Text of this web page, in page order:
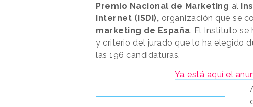
Premio Nacional de Marketing al
Internet (ISDI), organización que se
marketing de España. El Instituto se
y criterio del jurado que lo ha elegido
las 196 candidaturas.
Ya está aquí el